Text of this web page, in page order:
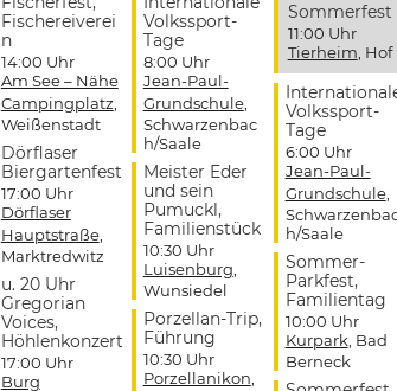
Fischereiverei
n
14:00 Uhr
Am See – Nähe
Campingplatz
Weißenstadt
Dörflaser
Biergartenfest
17:00 Uhr
Dörflaser
Hauptstraße,
Marktredwitz
u. 20 Uhr
Gregorian
Voices,
Höhlenkonzert
17:00 Uhr
Burg
Volkssport-
Tage
8:00 Uhr
Jean-Paul-
Grundschule,
Schwarzenbac
h/Saale
Meister Eder
und sein
Pumuckl,
Familienstück
10:30 Uhr
Luisenburg
Wunsiedel
Porzellan-Trip,
Führung
10:30 Uhr
Porzellanikon
Sommerfest
11:00 Uhr
Tierheim , Hof
Volkssport-
Tage
6:00 Uhr
Jean-Paul-
Grundschule,
h/Saale
Sommer-
Parkfest,
Familientag
10:00 Uhr
Kurpark , Bad
Berneck